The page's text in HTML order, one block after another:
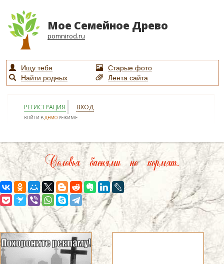
Мое Семейное Древо
pomnirod.ru
Ищу тебя
Старые фото
Найти родных
Лента сайта
РЕГИСТРАЦИЯ ВХОД
ВОЙТИ ВДЕМО РЕЖИМЕ
Соловья баснями не кормят.